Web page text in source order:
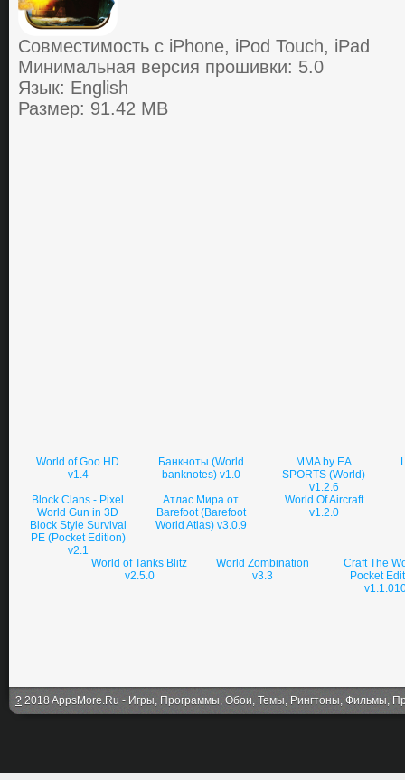
Совместимость с iPhone, iPod Touch, iPad
Минимальная версия прошивки: 5.0
Язык: English
Размер: 91.42 MB
World of Goo HD
v1.4
Банкноты (World
banknotes) v1.0
MMA by EA
SPORTS (World)
v1.2.6
Block Clans - Pixel
World Gun in 3D
Block Style Survival
PE (Pocket Edition)
v2.1
Атлас Мира от
Barefoot (Barefoot
World Atlas) v3.0.9
World Of Aircraft
v1.2.0
World of Tanks Blitz
v2.5.0
World Zombination
v3.3
Craft The
Pocket
? 2018 AppsMore.Ru - Игры, Программы, Обои, Темы, Рингтоны, Фильмы,